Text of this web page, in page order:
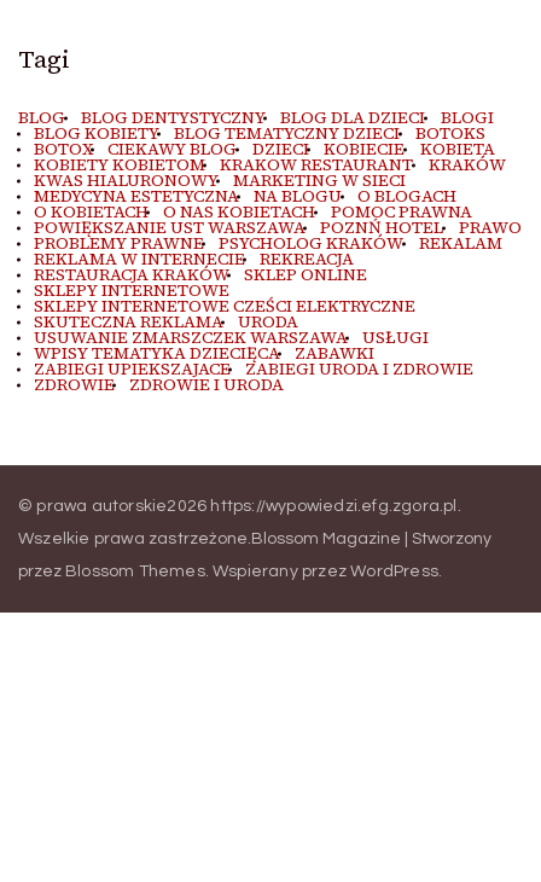
Tagi
BLOG BLOG DENTYSTYCZNY BLOG DLA DZIECI BLOGI
BLOG KOBIETY BLOG TEMATYCZNY DZIECI BOTOKS
BOTOX CIEKAWY BLOG DZIECI KOBIECIE KOBIETA
KOBIETY KOBIETOM KRAKOW RESTAURANT KRAKÓW
KWAS HIALURONOWY MARKETING W SIECI
MEDYCYNA ESTETYCZNA NA BLOGU O BLOGACH
O KOBIETACH O NAS KOBIETACH POMOC PRAWNA
POWIĘKSZANIE UST WARSZAWA POZNŃ HOTEL PRAWO
PROBLEMY PRAWNE PSYCHOLOG KRAKÓW REKALAM
REKLAMA W INTERNECIE REKREACJA
RESTAURACJA KRAKÓW SKLEP ONLINE
SKLEPY INTERNETOWE
SKLEPY INTERNETOWE CZEŚCI ELEKTRYCZNE
SKUTECZNA REKLAMA URODA
USUWANIE ZMARSZCZEK WARSZAWA USŁUGI
WPISY TEMATYKA DZIECIĘCA ZABAWKI
ZABIEGI UPIEKSZAJACE ZABIEGI URODA I ZDROWIE
ZDROWIE ZDROWIE I URODA
© prawa autorskie2026 https://wypowiedzi.efg.zgora.pl .
Wszelkie prawa zastrzeżone. Blossom Magazine | Stworzony
przez Blossom Themes. Wspierany przezWordPress.